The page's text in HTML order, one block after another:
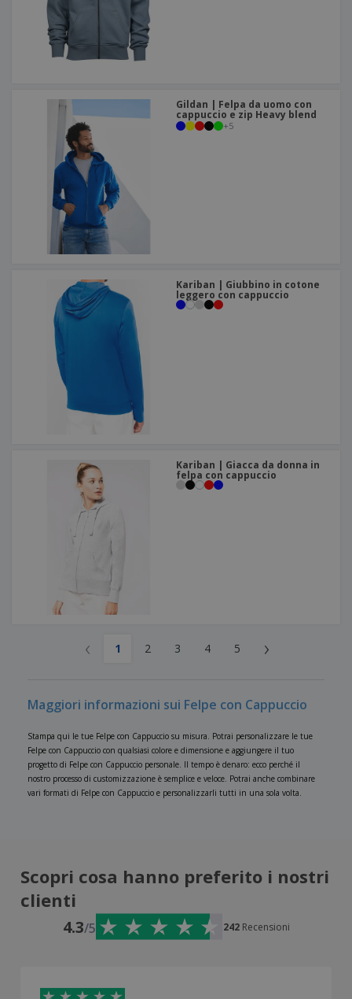
Gildan | Felpa da uomo con
cappuccio e zip Heavy blend
+5
Kariban | Giubbino in cotone
leggero con cappuccio
Kariban | Giacca da donna in
felpa con cappuccio
‹ 1 2 3 4 5 ›
Maggiori informazioni sui Felpe con Cappuccio
Stampa qui le tue Felpe con Cappuccio su misura. Potrai personalizzare le tue
Felpe con Cappuccio con qualsiasi colore e dimensione e aggiungere il tuo
progetto di Felpe con Cappuccio personale. Il tempo è denaro: ecco perché il
nostro processo di customizzazione è semplice e veloce. Potrai anche combinare
vari formati di Felpe con Cappuccio e personalizzarli tutti in una sola volta.
Scopri cosa hanno preferito i nostri
clienti
4.3/5 242 Recensioni